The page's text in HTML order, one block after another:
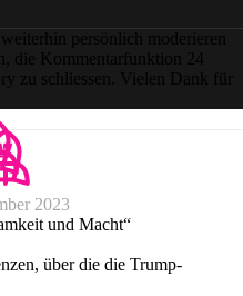
persönlich moderieren
die Kommentarfunktion 24
zu schliessen. Vielen Dank für
2023
und Macht“
über die die Trump-